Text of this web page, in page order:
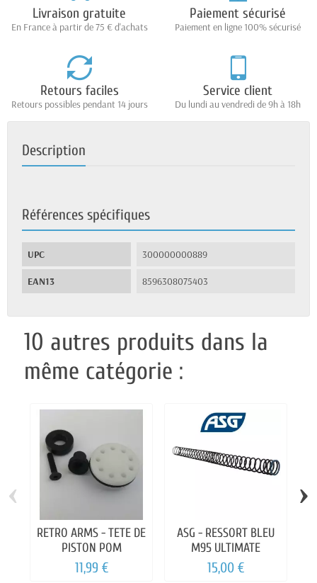
Livraison gratuite
En France à partir de 75 € d'achats
Paiement sécurisé
Paiement en ligne 100% sécurisé
Retours faciles
Retours possibles pendant 14 jours
Service client
Du lundi au vendredi de 9h à 18h
Description
Références spécifiques
UPC 300000000889
EAN13 8596308075403
10 autres produits dans la
même catégorie :
RETRO ARMS - TETE DE
PISTON POM
11,99 €
ASG - RESSORT BLEU
M95 ULTIMATE
15,00 €
‹ ›